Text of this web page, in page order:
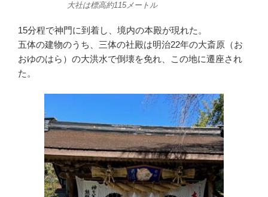
大社は標高約115メートル
15分程で神門に到着し、境内の本殿が現れた。
五体の建物のうち、三体の社殿は明治22年の大斎原（お
おゆのはら）の大洪水で倒壊を免れ、この地に遷座され
た。